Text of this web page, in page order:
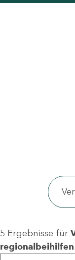
5 Ergebnisse für
regionalbeihilfen